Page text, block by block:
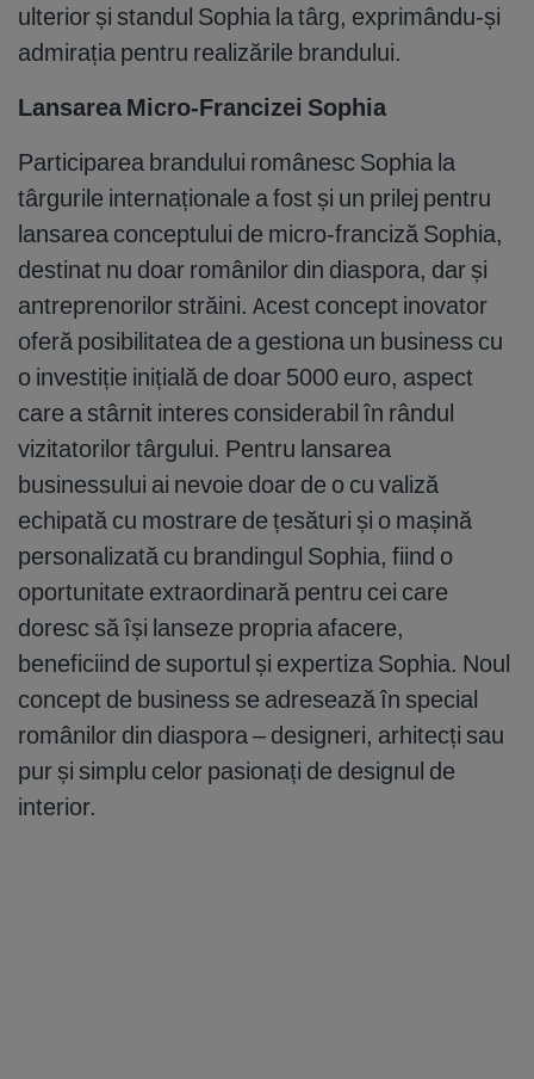
ulterior și standul Sophia la târg, exprimându-și
admirația pentru realizările brandului.
Lansarea Micro-Francizei Sophia
Participarea brandului românesc Sophia la
târgurile internaționale a fost și un prilej pentru
lansarea conceptului de micro-franciză Sophia,
destinat nu doar românilor din diaspora, dar și
antreprenorilor străini. Acest concept inovator
oferă posibilitatea de a gestiona un business cu
o investiție inițială de doar 5000 euro, aspect
care a stârnit interes considerabil în rândul
vizitatorilor târgului. Pentru lansarea
businessului ai nevoie doar de o cu valiză
echipată cu mostrare de țesături și o mașină
personalizată cu brandingul Sophia, fiind o
oportunitate extraordinară pentru cei care
doresc să își lanseze propria afacere,
beneficiind de suportul și expertiza Sophia. Noul
concept de business se adresează în special
românilor din diaspora – designeri, arhitecți sau
pur și simplu celor pasionați de designul de
interior.